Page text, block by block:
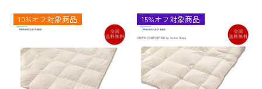
アクティブスリープ 掛け布団
かけ布団 掛布団 シングル ダブ
ル セミシングル
布団 軽い 本掛け 本がけ シン
グル ダブル セミシングル
10%オフ対象商品 15%オフ対象商品